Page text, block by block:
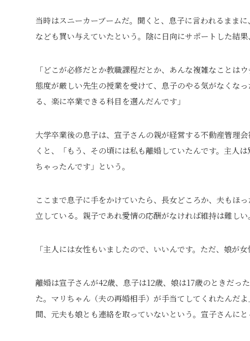
当時はスニーカーブームだ。聞くと、息子に言われるまま
なども買い与えていたという。陰に日向にサポートした結
「どこが必修だとか教職課程だとか、あんな複雑なことは
態度が厳しい先生の授業を受けて、息子のやる気がなくな
る、楽に卒業できる科目を選んだんです」
大学卒業後の息子は、宣子さんの親が経営する不動産管理
くと、「もう、その頃には私も離婚していたんです。主人
ちゃったんです」という。
ここまで息子に手をかけていたら、長女どころか、夫もほ
立している。親子であれ愛情の応酬がなければ維持は難しい。
「主人には女性もいましたので、いいんです。ただ、娘が
離婚は宣子さんが42歳、息子は12歳、娘は17歳のときだっ
た。マリちゃん（夫の再婚相手）が手当てしてくれたんだ
間、元夫も娘とも連絡を取っていないという。宣子さんにと